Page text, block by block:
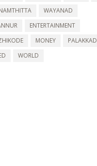
WAYANAD
ENTERTAINMENT
MONEY
PALAKKAD
WORLD